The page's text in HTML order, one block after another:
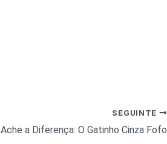
SEGUINTE
Ache a Diferença: O Gatinho Cinza Fofo